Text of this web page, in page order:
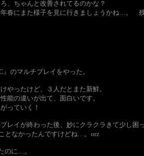
、ちゃんと改善されてるのかな？
年春にまた様子を見に行きましょうかね…。
のマルチプレイをやった。
やったけど、３人だとまた新鮮。
能の違いが出て、面白いです。
っていく！
レイが終わった後、妙にクラクラきて少し
となかったんですけどね…。orz
のに…。